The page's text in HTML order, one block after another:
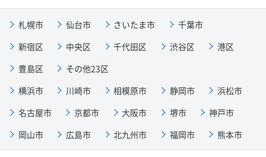
札幌市 仙台市 さいたま市
千葉市
新宿区
中央区 千代田区 渋谷区
港区
豊島区
その他23区
横浜市
川崎市 相模原市 静岡市
浜松市
名古屋市
京都市 大阪市 堺市
神戸市
岡山市
広島市 北九州市 福岡市 熊本市